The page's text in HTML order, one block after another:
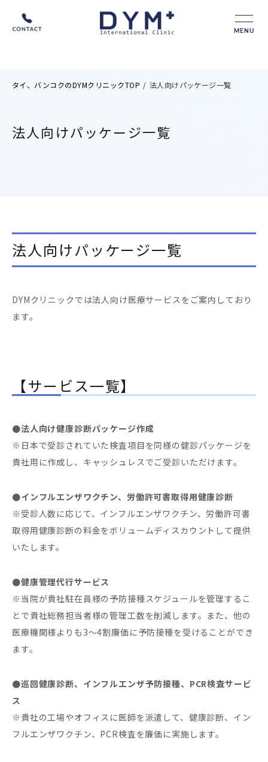
MENU
タイ、バンコクのDYMクリニックTOP / 法人向けパッケージ一覧
法人向けパッケージ一覧
法人向けパッケージ一覧
DYMクリニックでは法人向け医療サービスをご案内しており
ます。
【サービス一覧】
●法人向け健康診断パッケージ作成
※日本で受診されていた検査項目を同様の健診パッケージを
貴社用に作成し、キャッシュレスでご受診いただけます。
●インフルエンザワクチン、労働許可書取得用健康診断
※受診人数に応じて、インフルエンザワクチン、労働許可書
取得用健康診断の料金をボリュームディスカウントして提供
いたします。
●健康管理代行サービス
※当院が貴社駐在員様の予防接種スケジュールを管理するこ
とで貴社総務担当者様の管理工数を削減します。また、他の
医療機関様よりも3～4割廉価に予防接種を受けることができ
ます。
●巡回健康診断、インフルエンザ予防接種、PCR検査サービ
ス
※貴社の工場やオフィスに医師を派遣して、健康診断、イン
フルエンザワクチン、PCR検査を廉価に実施します。